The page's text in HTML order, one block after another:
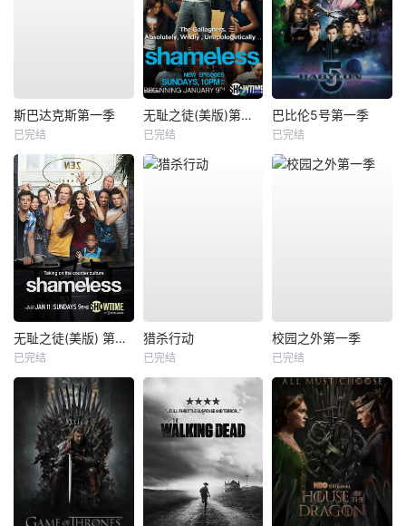
斯巴达克斯第一季
已完结
无耻之徒(美版)第一季
已完结
巴比伦5号第一季
已完结
无耻之徒(美版) 第五季
已完结
猎杀行动
已完结
校园之外第一季
已完结